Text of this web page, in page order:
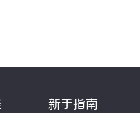
新手指南